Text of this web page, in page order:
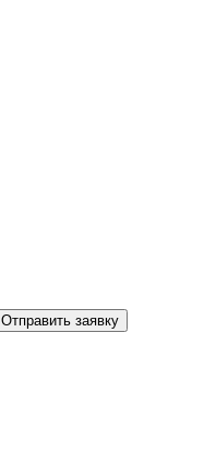
Отправить заявку